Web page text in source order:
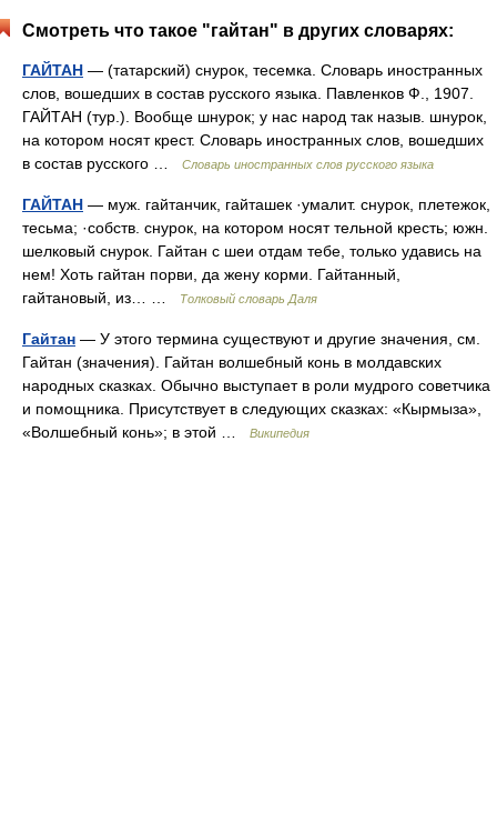
Смотреть что такое "гайтан" в других словарях:
ГАЙТАН — (татарский) снурок, тесемка. Словарь иностранных
слов, вошедших в состав русского языка. Павленков Ф., 1907.
ГАЙТАН (тур.). Вообще шнурок; у нас народ так назыв. шнурок,
на котором носят крест. Словарь иностранных слов, вошедших
в состав русского …
Словарь иностранных слов русского языка
ГАЙТАН — муж. гайтанчик, гайташек ·умалит. снурок, плетежок,
тесьма; ·собств. снурок, на котором носят тельной кресть; южн.
шелковый снурок. Гайтан с шеи отдам тебе, только удавись на
нем! Хоть гайтан порви, да жену корми. Гайтанный,
гайтановый, из… …
Толковый словарь Даля
Гайтан — У этого термина существуют и другие значения, см.
Гайтан (значения). Гайтан волшебный конь в молдавских
народных сказках. Обычно выступает в роли мудрого советчика
и помощника. Присутствует в следующих сказках: «Кырмыза»,
«Волшебный конь»; в этой …
Википедия